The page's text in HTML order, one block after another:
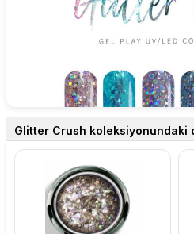
Glitter Crush koleksiyonundaki